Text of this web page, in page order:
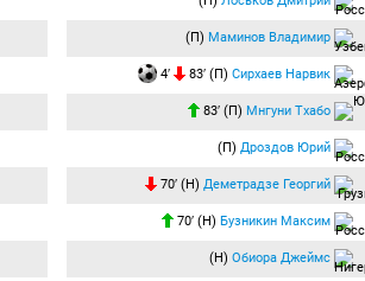
(П) Маминов Владимир
4′ 83′ (П) Сирхаев Нарвик
83′ (П) Мнгуни Тхабо
(П) Дроздов Юрий
70′ (Н) Деметрадзе Георгий
70′ (Н) Бузникин Максим
(Н) Обиора Джеймс